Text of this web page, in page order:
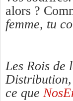
alors ?
femme, tu
Les Rois de
ce que